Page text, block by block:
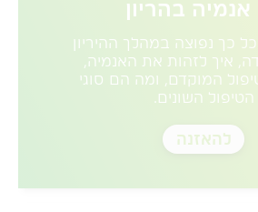
בהריון
כך נפוצה במהלך ההיריון
איך לזהות את האנמיה,
המוקדם, ומה הם סוגי
הטיפול השונים.
להאזנה